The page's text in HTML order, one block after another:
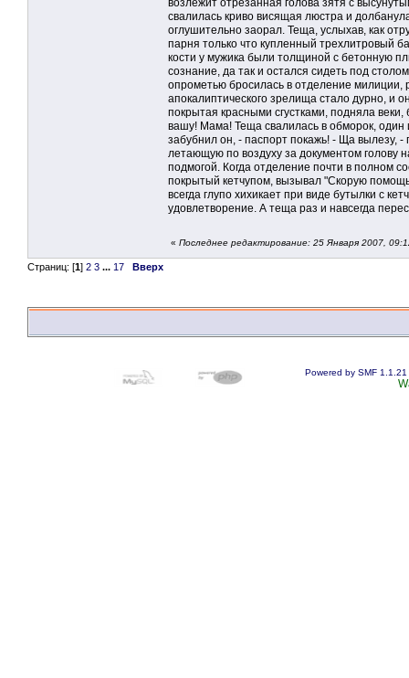
возлежит отрезанная голова зятя с
свалилась криво висящая люстра и
оглушительно заорал. Теща, услыхав, как
парня только что купленный трехлитровый
кости у мужика были толщиной с бетонную
сознание, да так и остался сидеть под
опрометью бросилась в отделение
апокалиптического зрелища стало дурно, и
покрытая красными сгустками, подняла
вашу! Мама! Теща свалилась в обморок, один
забубнил он, - паспорт покажь! - Ща вылезу, -
летающую по воздуху за документом голову
подмогой. Когда отделение почти в полном
покрытый кетчупом, вызывал "Скорую
всегда глупо хихикает при виде бутылки с
удовлетворение. А теща раз и навсегда
« Последнее редактирование: 25 Января 2007,
Страниц: [1] 2 3 ... 17 Вверх
Powered by SMF 1.1.21